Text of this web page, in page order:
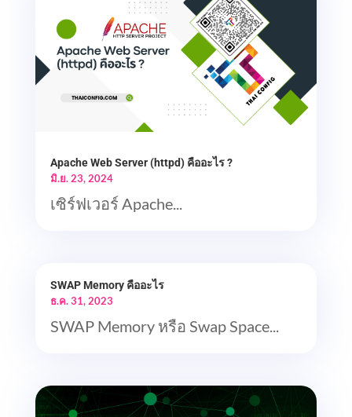
Apache Web Server (httpd) คืออะไร ?
มิ.ย. 23, 2024
เซิร์ฟเวอร์ Apache...
SWAP Memory คืออะไร
ธ.ค. 31, 2023
SWAP Memory หรือ Swap Space...